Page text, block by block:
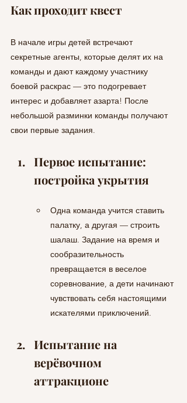
Как проходит квест
В начале игры детей встречают
секретные агенты, которые делят их на
команды и дают каждому участнику
боевой раскрас — это подогревает
интерес и добавляет азарта! После
небольшой разминки команды получают
свои первые задания.
Первое испытание:
постройка укрытия
Одна команда учится ставить
палатку, а другая — строить
шалаш. Задание на время и
сообразительность
превращается в веселое
соревнование, а дети начинают
чувствовать себя настоящими
искателями приключений.
Испытание на
верёвочном
аттракционе